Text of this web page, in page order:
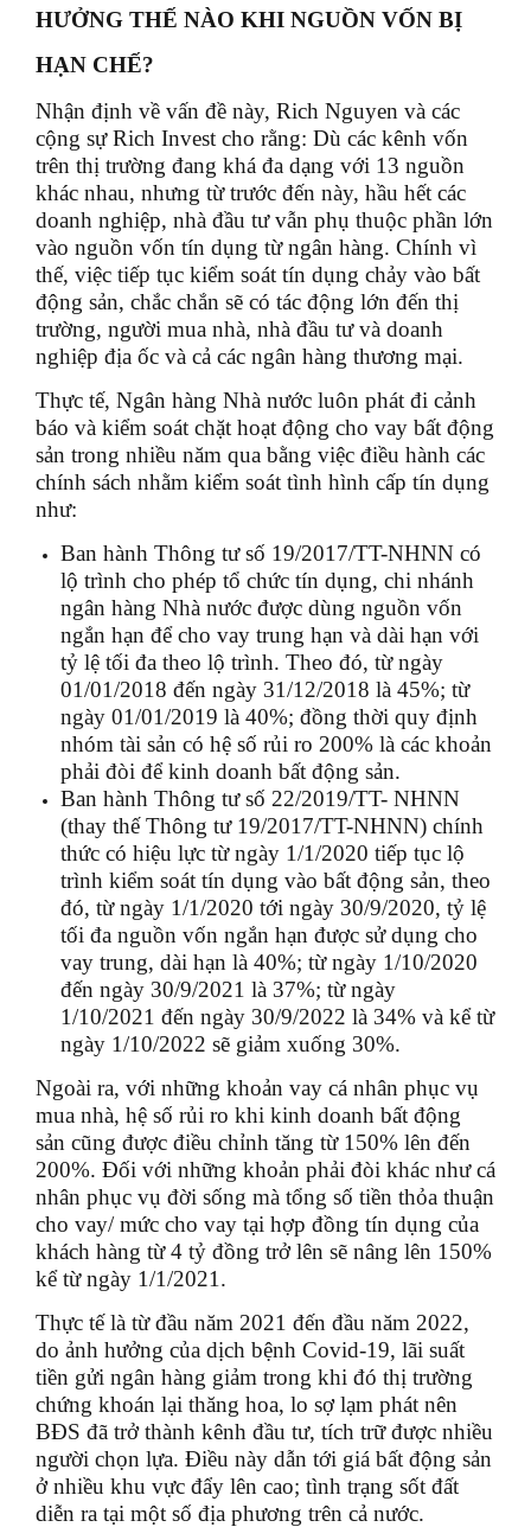
HƯỞNG THẾ NÀO KHI NGUỒN VỐN BỊ
HẠN CHẾ?
Nhận định về vấn đề này, Rich Nguyen và các
cộng sự Rich Invest cho rằng: Dù các kênh vốn
trên thị trường đang khá đa dạng với 13 nguồn
khác nhau, nhưng từ trước đến này, hầu hết các
doanh nghiệp, nhà đầu tư vẫn phụ thuộc phần lớn
vào nguồn vốn tín dụng từ ngân hàng. Chính vì
thế, việc tiếp tục kiểm soát tín dụng chảy vào bất
động sản, chắc chắn sẽ có tác động lớn đến thị
trường, người mua nhà, nhà đầu tư và doanh
nghiệp địa ốc và cả các ngân hàng thương mại.
Thực tế, Ngân hàng Nhà nước luôn phát đi cảnh
báo và kiểm soát chặt hoạt động cho vay bất động
sản trong nhiều năm qua bằng việc điều hành các
chính sách nhằm kiểm soát tình hình cấp tín dụng
như:
Ban hành Thông tư số 19/2017/TT-NHNN có
lộ trình cho phép tổ chức tín dụng, chi nhánh
ngân hàng Nhà nước được dùng nguồn vốn
ngắn hạn để cho vay trung hạn và dài hạn với
tỷ lệ tối đa theo lộ trình. Theo đó, từ ngày
01/01/2018 đến ngày 31/12/2018 là 45%; từ
ngày 01/01/2019 là 40%; đồng thời quy định
nhóm tài sản có hệ số rủi ro 200% là các khoản
phải đòi để kinh doanh bất động sản.
Ban hành Thông tư số 22/2019/TT- NHNN
(thay thế Thông tư 19/2017/TT-NHNN) chính
thức có hiệu lực từ ngày 1/1/2020 tiếp tục lộ
trình kiểm soát tín dụng vào bất động sản, theo
đó, từ ngày 1/1/2020 tới ngày 30/9/2020, tỷ lệ
tối đa nguồn vốn ngắn hạn được sử dụng cho
vay trung, dài hạn là 40%; từ ngày 1/10/2020
đến ngày 30/9/2021 là 37%; từ ngày
1/10/2021 đến ngày 30/9/2022 là 34% và kể từ
ngày 1/10/2022 sẽ giảm xuống 30%.
Ngoài ra, với những khoản vay cá nhân phục vụ
mua nhà, hệ số rủi ro khi kinh doanh bất động
sản cũng được điều chỉnh tăng từ 150% lên đến
200%. Đối với những khoản phải đòi khác như cá
nhân phục vụ đời sống mà tổng số tiền thỏa thuận
cho vay/ mức cho vay tại hợp đồng tín dụng của
khách hàng từ 4 tỷ đồng trở lên sẽ nâng lên 150%
kể từ ngày 1/1/2021.
Thực tế là từ đầu năm 2021 đến đầu năm 2022,
do ảnh hưởng của dịch bệnh Covid-19, lãi suất
tiền gửi ngân hàng giảm trong khi đó thị trường
chứng khoán lại thăng hoa, lo sợ lạm phát nên
BĐS đã trở thành kênh đầu tư, tích trữ được nhiều
người chọn lựa. Điều này dẫn tới giá bất động sản
ở nhiều khu vực đẩy lên cao; tình trạng sốt đất
diễn ra tại một số địa phương trên cả nước.